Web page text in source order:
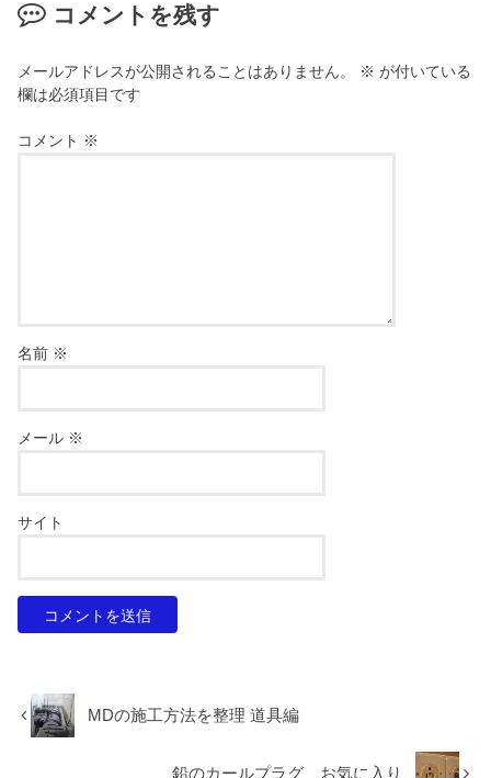
コメントを残す
メールアドレスが公開されることはありません。 ※ が付いている
欄は必須項目です
コメント ※
名前 ※
メール ※
サイト
MDの施工方法を整理 道具編
鉛のカールプラグ お気に入り